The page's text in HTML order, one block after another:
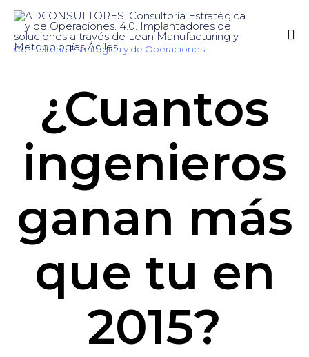
Consultoría Estratégica y de Operaciones.
¿Cuantos
ingenieros
ganan más
que tu en
2015?